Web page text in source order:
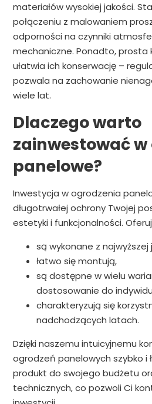
materiałów wysokiej jakości.
połączeniu z malowaniem
odporności na czynniki
mechaniczne. Ponadto, prosta
ułatwia ich konserwację –
pozwala na zachowanie
wiele lat.
Dlaczego warto
zainwestować
panelowe?
Inwestycja w ogrodzenia
długotrwałej ochrony Twojej
estetyki i funkcjonalności.
są wykonane z najwyższej
łatwo się montują,
są dostępne w wielu
dostosowanie do
charakteryzują się
nadchodzących latach.
Dzięki naszemu intuicyjnemu
ogrodzeń panelowych szybko i
produkt do swojego budżetu
technicznych, co pozwoli Ci